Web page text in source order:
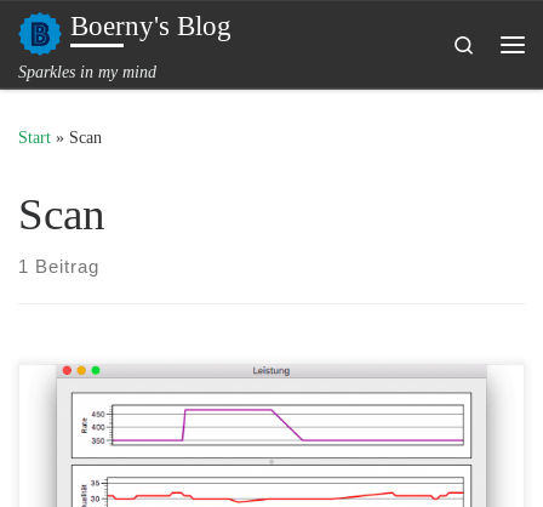
Zum Inhalt springen
Boerny's Blog
Sparkles in my mind
Search
Start » Scan
Scan
1 Beitrag
In macOS gibt es schon seit geraumer Zeit ein nützliches